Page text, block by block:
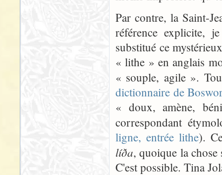
Par contre, la Saint-
référence explicite,
substitué ce
« lithe » en anglais
« souple, agile ».
dictionnaire de
« doux, amène,
correspondant
ligne, entrée lithe).
líða, quoique la
C'est possible. Tina